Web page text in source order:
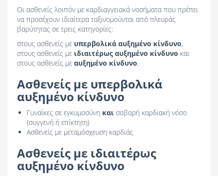
Οι ασθενείς λοιπόν με καρδιαγγειακά νοσήματα που πρέπει
να προσέχουν ιδιαίτερα ταξινομούνται από πλευράς
βαρύτητας σε τρεις κατηγορίες:
στους ασθενείς με υπερβολικά αυξημένο κίνδυνο,
στους ασθενείς με ιδιαιτέρως αυξημένο κίνδυνο και
στους ασθενείς με αυξημένο κίνδυνο.
Ασθενείς με υπερβολικά
αυξημένο κίνδυνο
Γυναίκες σε εγκυμοσύνη και σοβαρή καρδιακή νόσο
(συγγενή ή επίκτητη)
Ασθενείς με μεταμόσχευση καρδιάς
Ασθενείς με ιδιαιτέρως
αυξημένο κίνδυνο